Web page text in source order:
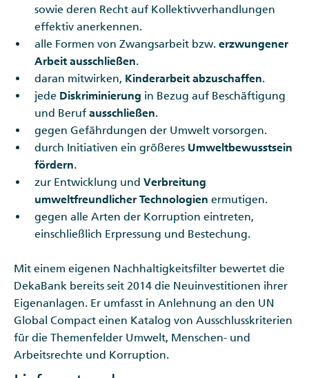
sowie deren Recht auf Kollektivverhandlungen
effektiv anerkennen.
alle Formen von Zwangsarbeit bzw. erzwungener
Arbeit ausschließen.
daran mitwirken, Kinderarbeit abzuschaffen.
jede Diskriminierung in Bezug auf Beschäftigung
und Beruf ausschließen.
gegen Gefährdungen der Umwelt vorsorgen.
durch Initiativen ein größeres Umweltbewusstsein
fördern.
zur Entwicklung und Verbreitung
umweltfreundlicher Technologien ermutigen.
gegen alle Arten der Korruption eintreten,
einschließlich Erpressung und Bestechung.
Mit einem eigenen Nachhaltigkeitsfilter bewertet die
DekaBank bereits seit 2014 die Neuinvestitionen ihrer
Eigenanlagen. Er umfasst in Anlehnung an den UN
Global Compact einen Katalog von Ausschlusskriterien
für die Themenfelder Umwelt, Menschen- und
Arbeitsrechte und Korruption.